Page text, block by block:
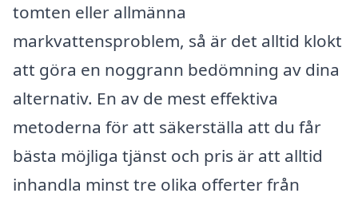
tomten eller allmänna
markvattensproblem, så är det alltid klokt
att göra en noggrann bedömning av dina
alternativ. En av de mest effektiva
metoderna för att säkerställa att du får
bästa möjliga tjänst och pris är att alltid
inhandla minst tre olika offerter från